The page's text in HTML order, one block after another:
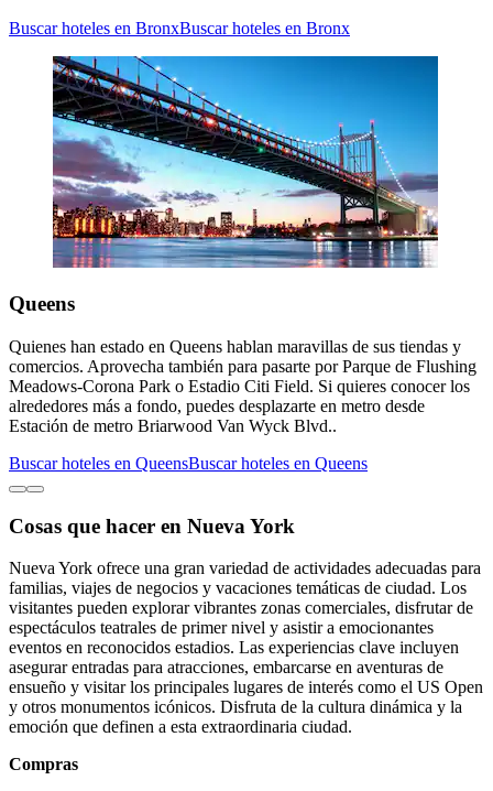
Buscar hoteles en BronxBuscar hoteles en Bronx
Queens
Quienes han estado en Queens hablan maravillas de sus tiendas y
comercios. Aprovecha también para pasarte por Parque de Flushing
Meadows-Corona Park o Estadio Citi Field. Si quieres conocer los
alrededores más a fondo, puedes desplazarte en metro desde
Estación de metro Briarwood Van Wyck Blvd..
Buscar hoteles en QueensBuscar hoteles en Queens
Cosas que hacer en Nueva York
Nueva York ofrece una gran variedad de actividades adecuadas para
familias, viajes de negocios y vacaciones temáticas de ciudad. Los
visitantes pueden explorar vibrantes zonas comerciales, disfrutar de
espectáculos teatrales de primer nivel y asistir a emocionantes
eventos en reconocidos estadios. Las experiencias clave incluyen
asegurar entradas para atracciones, embarcarse en aventuras de
ensueño y visitar los principales lugares de interés como el US Open
y otros monumentos icónicos. Disfruta de la cultura dinámica y la
emoción que definen a esta extraordinaria ciudad.
Compras